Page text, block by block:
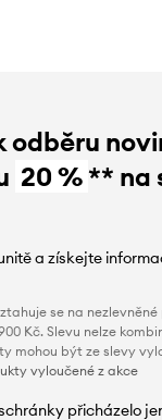
odběru
20 %** na
a získejte
se na
Kč. Slevu nelze
mohou být ze slevy
vyloučené z akce
přicházelo